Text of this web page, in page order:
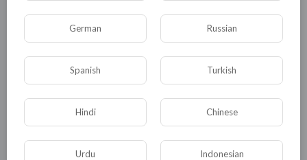
German Russian
Spanish Turkish
Hindi Chinese
Urdu Indonesian